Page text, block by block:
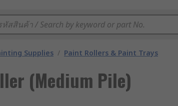
Supplies / Paint Rollers & Paint Trays
(Medium Pile)